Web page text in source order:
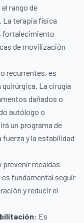
rango de
La terapia física
fortalecimiento
de movilización
recurrentes, es
La cirugía
dañados o
autólogo o
un programa de
y la estabilidad
prevenir recaídas
es fundamental seguir
y reducir el
Es